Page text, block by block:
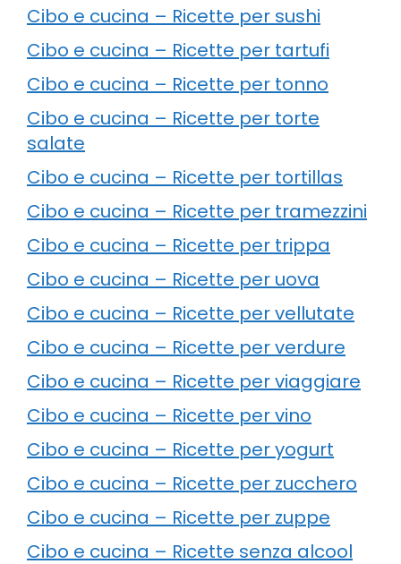
Cibo e cucina – Ricette per sushi
Cibo e cucina – Ricette per tartufi
Cibo e cucina – Ricette per tonno
Cibo e cucina – Ricette per torte
salate
Cibo e cucina – Ricette per tortillas
Cibo e cucina – Ricette per tramezzini
Cibo e cucina – Ricette per trippa
Cibo e cucina – Ricette per uova
Cibo e cucina – Ricette per vellutate
Cibo e cucina – Ricette per verdure
Cibo e cucina – Ricette per viaggiare
Cibo e cucina – Ricette per vino
Cibo e cucina – Ricette per yogurt
Cibo e cucina – Ricette per zucchero
Cibo e cucina – Ricette per zuppe
Cibo e cucina – Ricette senza alcool